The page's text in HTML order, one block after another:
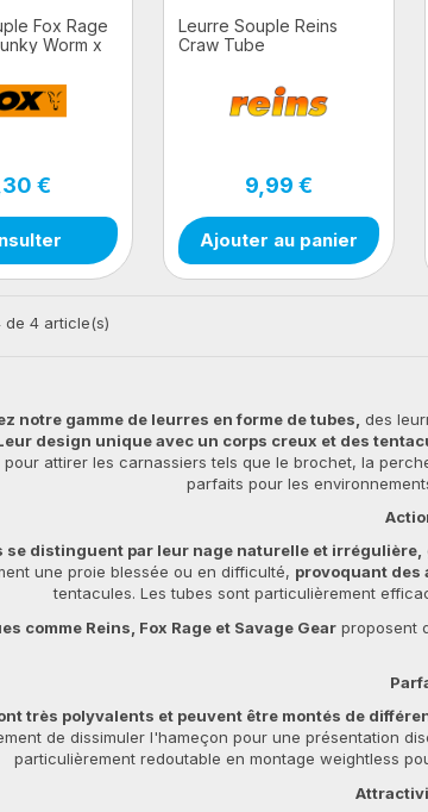
Fox Rage
Worm x
€
Leurre Souple Reins
Craw Tube
9,99 €
Ajouter au panier
de 4 article(s)
notre gamme de leurres en forme de tubes, des
design unique avec un corps creux et des
attirer les carnassiers tels que le brochet, la
parfaits pour les
se distinguent par leur nage naturelle et irrégulière,
une proie blessée ou en difficulté, provoquant des
tentacules. Les tubes sont particulièrement
comme Reins, Fox Rage et Savage Gearproposent
très polyvalents et peuvent être montés de
de dissimuler l'hameçon pour une présentation
particulièrement redoutable en montage weightless